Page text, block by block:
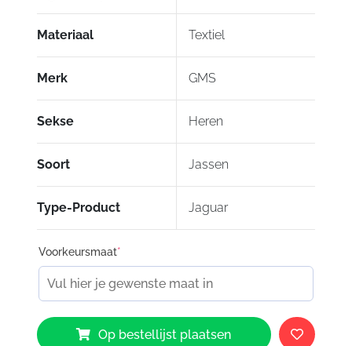
Materiaal Textiel
Merk GMS
Sekse Heren
Soort Jassen
Type-Product Jaguar
Voorkeursmaat*
GMS
Jaguar
Op bestellijst plaatsen